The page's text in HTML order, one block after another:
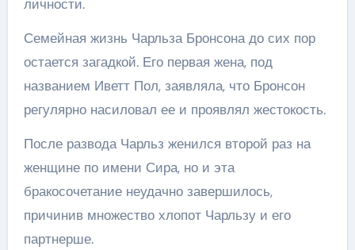
личности.
Семейная жизнь Чарльза Бронсона до сих пор
остается загадкой. Его первая жена, под
названием Иветт Пол, заявляла, что Бронсон
регулярно насиловал ее и проявлял жестокость.
После развода Чарльз женился второй раз на
женщине по имени Сира, но и эта
бракосочетание неудачно завершилось,
причинив множество хлопот Чарльзу и его
партнерше.